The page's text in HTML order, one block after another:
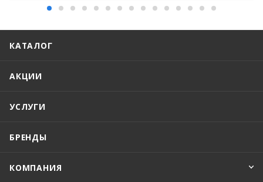
КАТАЛОГ
АКЦИИ
УСЛУГИ
БРЕНДЫ
КОМПАНИЯ